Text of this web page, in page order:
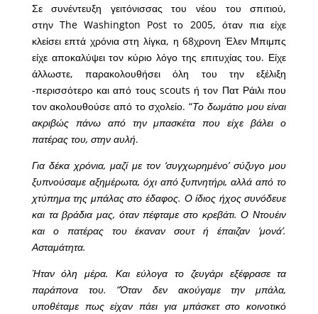
Σε συνέντευξη γειτόνισσας του νέου του σπιτιού,
στην The Washington Post το 2005, όταν πια είχε
κλείσει επτά χρόνια στη λίγκα, η 68χρονη Έλεν Μπιμπς
είχε αποκαλύψει τον κύριο λόγο της επιτυχίας του. Είχε
άλλωστε, παρακολουθήσει όλη του την εξέλιξη
-περισσότερο και από τους scouts ή τον Πατ Ράιλι που
τον ακολουθούσε από το σχολείο. “Το δωμάτιο μου είναι
ακριβώς πάνω από την μπασκέτα που είχε βάλει ο
πατέρας του, στην αυλή.
Για δέκα χρόνια, μαζί με τον ‘συγχωρημένο’ σύζυγο μου
ξυπνούσαμε αξημέρωτα, όχι από ξυπνητήρι, αλλά από το
χτύπημα της μπάλας στο έδαφος. Ο ίδιος ήχος συνόδευε
και τα βράδια μας, όταν πέφταμε στο κρεβάτι. Ο Ντουέιν
και ο πατέρας του έκαναν σουτ ή έπαιζαν ‘μονά’.
Ασταμάτητα.
Ήταν όλη μέρα. Και εύλογα το ζευγάρι εξέφρασε τα
παράπονα του. “Όταν δεν ακούγαμε την μπάλα,
υποθέταμε πως είχαν πάει για μπάσκετ στο κοινοτικό